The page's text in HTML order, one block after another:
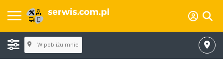
W pobliżu mnie